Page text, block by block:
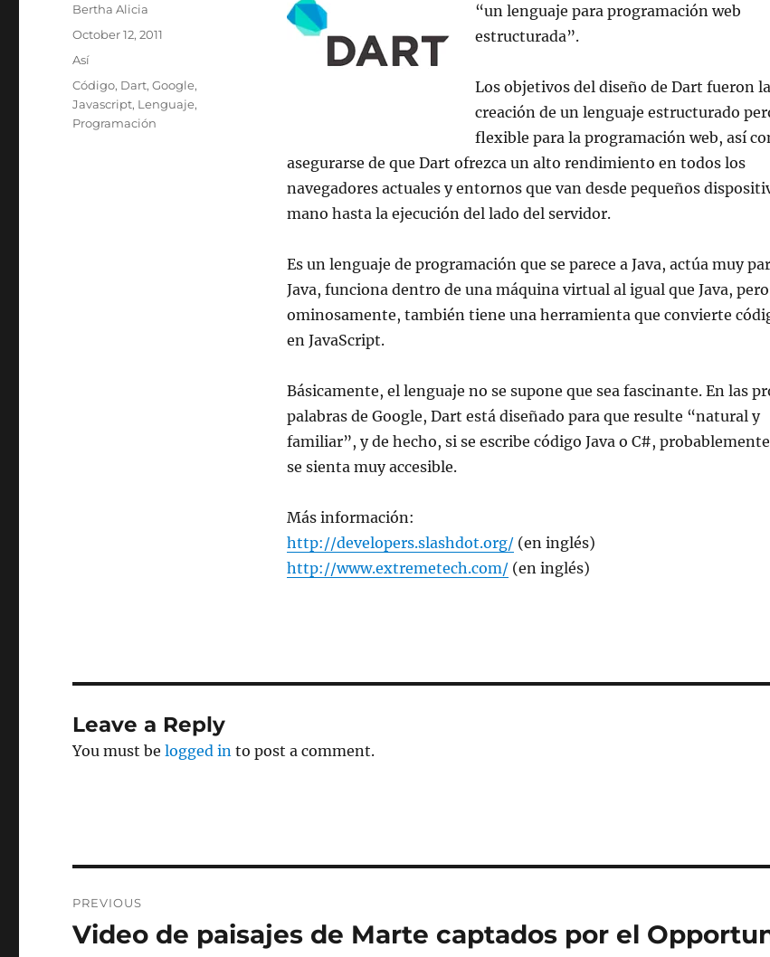
“un lenguaje para programación web
estructurada”.
Los objetivos del diseño de Dart fueron la
creación de un lenguaje estructurado
flexible para la programación web, así
asegurarse de que Dart ofrezca un alto rendimiento en todos los
navegadores actuales y entornos que van desde pequeños
mano hasta la ejecución del lado del servidor.
Es un lenguaje de programación que se parece a Java, actúa muy
Java, funciona dentro de una máquina virtual al igual que Java, pero
ominosamente, también tiene una herramienta que convierte
en JavaScript.
Básicamente, el lenguaje no se supone que sea fascinante. En las
palabras de Google, Dart está diseñado para que resulte “natural y
familiar”, y de hecho, si se escribe código Java o C#,
se sienta muy accesible.
Más información:
http://developers.slashdot.org/(en inglés)
http://www.extremetech.com/(en inglés)
Author
Bertha Alicia
Posted
October 12, 2011
Categories
Así
Tags
Código, Dart,Google,
Javascript, Lenguaje,
Programación
Leave a Reply
You must belogged in to post a comment.
navigation
PREVIOUS
Previous
Video de paisajes de Marte captados por el